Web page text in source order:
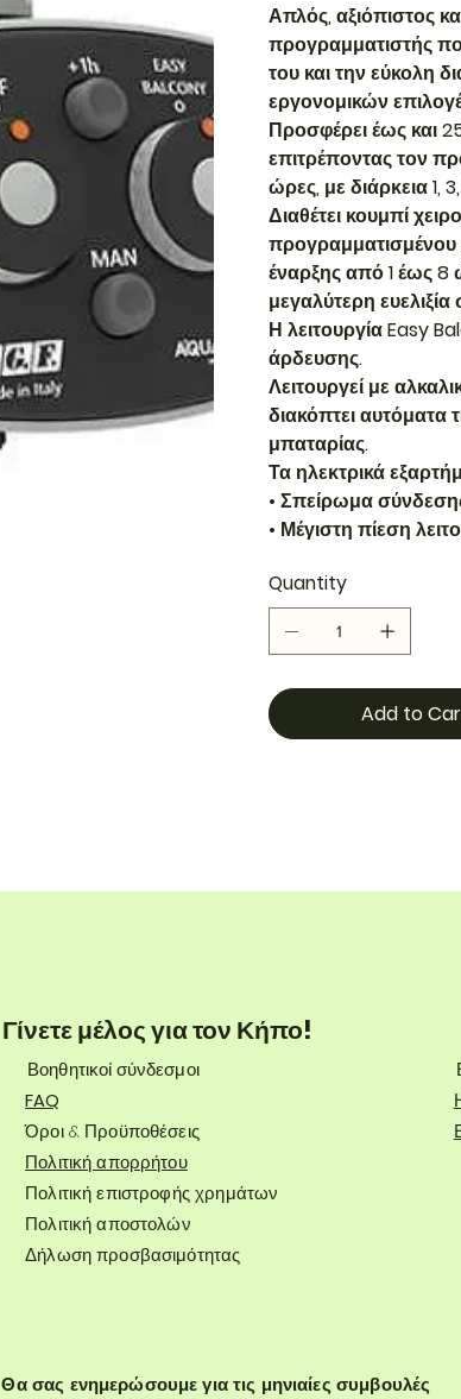
Απλός, αξιόπιστος
προγραμματιστής
του και την εύκολη
εργονομικών
Προσφέρει έως και
επιτρέποντας τον
ώρες, με διάρκεια 1,
Διαθέτει κουμπί
προγραμματισμένου
έναρξης από 1 έως 8
μεγαλύτερη
Η λειτουργία Easy
άρδευσης.
Λειτουργεί με
διακόπτει
μπαταρίας.
Τα ηλεκτρικά
• Σπείρωμα
• Μέγιστη πίεση
Quantity
Add to
Γίνετε μέλος για τον Κήπο!
Βοηθητικοί σύνδεσμοι
FAQ
Όροι & Προϋποθέσεις
Πολιτική απορρήτου
Πολιτική επιστροφής χρημάτων
Πολιτική αποστολών
Δήλωση προσβασιμότητας
Θα σας ενημερώσουμε για τις μηνιαίες συμβουλές